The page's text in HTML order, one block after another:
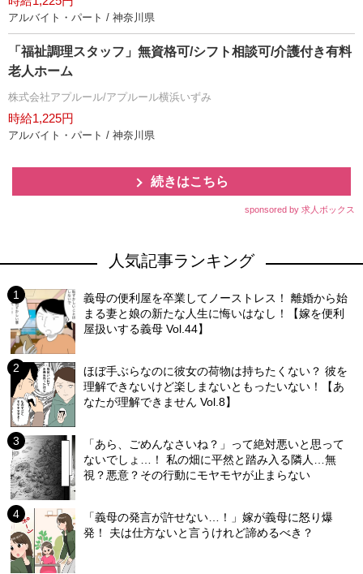
アルバイト・パート / 神奈川県
「福祉調理スタッフ」無資格可/シフト相談可/介護付き有料
老人ホーム
株式会社アプルール/アプルール横浜いずみ
時給1,225円
アルバイト・パート / 神奈川県
続きはこちら
sponsored by 求人ボックス
人気記事ランキング
義母の便利屋を卒業してノーストレス！ 離婚から始
まる妻と娘の新たな人生に悔いはなし！【嫁を便利
屋扱いする義母 Vol.44】
ほぼ手ぶらなのに彼女の荷物は持ちたくない？ 彼を
理解できないけど楽しまないともったいない！【あ
なたが理解できません Vol.8】
「あら、ごめんなさいね？」って絶対悪いと思って
ないでしょ…！ 私の畑に平然と踏み入る隣人…無
視？悪意？その行動にモヤモヤが止まらない
「義母の発言が許せない…！」嫁が義母に怒り爆
発！ 夫は仕方ないと言うけれど諦めるべき？